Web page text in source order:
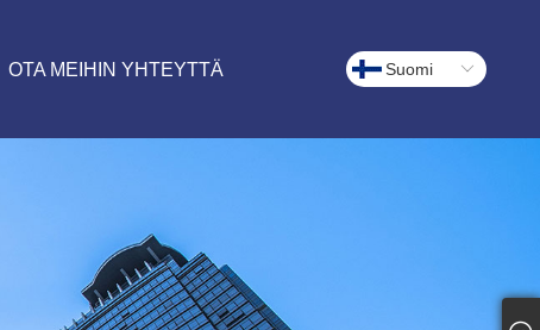
OTA MEIHIN YHTEYTTÄ Suomi